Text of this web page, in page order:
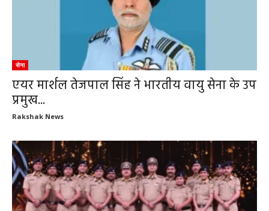
सेना
एयर मार्शल तेजपाल सिंह ने भारतीय वायु सेना के उप
प्रमुख...
Rakshak News